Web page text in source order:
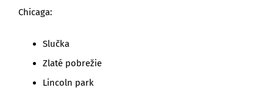
Chicaga:
Slučka
Zlaté pobrežie
Lincoln park